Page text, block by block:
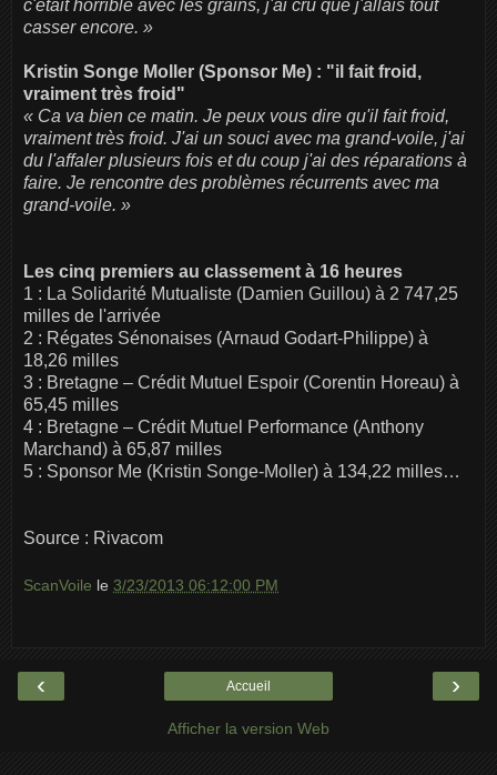
c'était horrible avec les grains, j'ai cru que j'allais tout
casser encore. »
Kristin Songe Moller (Sponsor Me) : "il fait froid,
vraiment très froid"
« Ca va bien ce matin. Je peux vous dire qu'il fait froid,
vraiment très froid. J'ai un souci avec ma grand-voile, j'ai
du l'affaler plusieurs fois et du coup j'ai des réparations à
faire. Je rencontre des problèmes récurrents avec ma
grand-voile. »
Les cinq premiers au classement à 16 heures
1 : La Solidarité Mutualiste (Damien Guillou) à 2 747,25
milles de l'arrivée
2 : Régates Sénonaises (Arnaud Godart-Philippe) à
18,26 milles
3 : Bretagne – Crédit Mutuel Espoir (Corentin Horeau) à
65,45 milles
4 : Bretagne – Crédit Mutuel Performance (Anthony
Marchand) à 65,87 milles
5 : Sponsor Me (Kristin Songe-Moller) à 134,22 milles…
Source : Rivacom
ScanVoile le 3/23/2013 06:12:00 PM
‹ ›
Accueil
Afficher la version Web